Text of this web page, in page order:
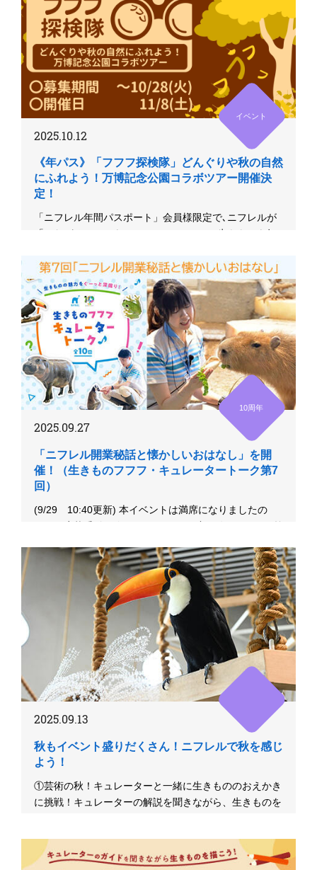
イベント
2025.10.12
《年パス》「フフフ探検隊」どんぐりや秋の自然
にふれよう！万博記念公園コラボツアー開催決
定！
「ニフレル年間パスポート」会員様限定で､ニフレルが
「つながる」ことをテーマに､ニフレルの生きものを知
10周年
2025.09.27
「ニフレル開業秘話と懐かしいおはなし」を開
催！（生きものフフフ・キュレータートーク第7
回）
(9/29 10:40更新) 本イベントは満席になりましたの
で、ご応募受付を終了しました。 お席の確保ができた皆
2025.09.13
秋もイベント盛りだくさん！ニフレルで秋を感じ
よう！
①芸術の秋！キュレーターと一緒に生きもののおえかき
に挑戦！キュレーターの解説を聞きながら、生きものを